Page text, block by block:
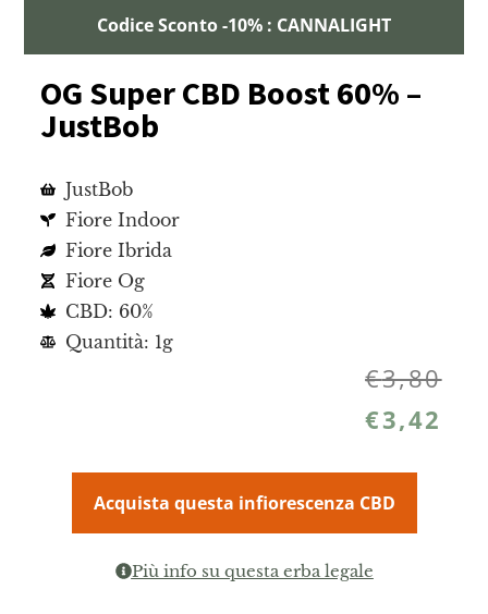
Codice Sconto -10% : CANNALIGHT
OG Super CBD Boost 60% –
JustBob
JustBob
Fiore Indoor
Fiore Ibrida
Fiore Og
CBD: 60%
Quantità: 1g
€3,80
€3,42
Acquista questa infiorescenza CBD
Più info su questa erba legale